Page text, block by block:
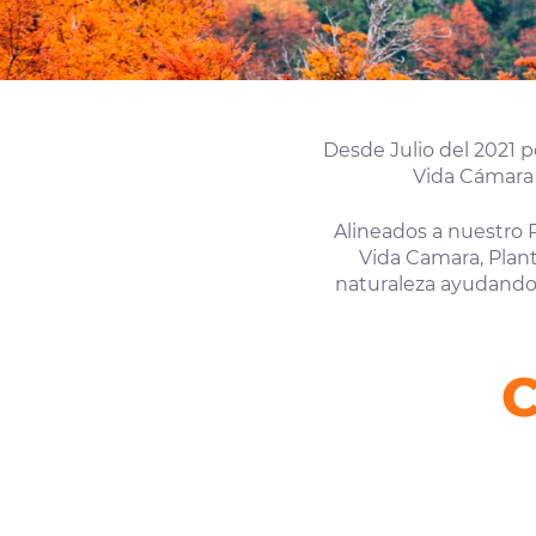
Desde Julio del 2021
Vida
Alineados a nuestro
Vida Camara,
naturaleza